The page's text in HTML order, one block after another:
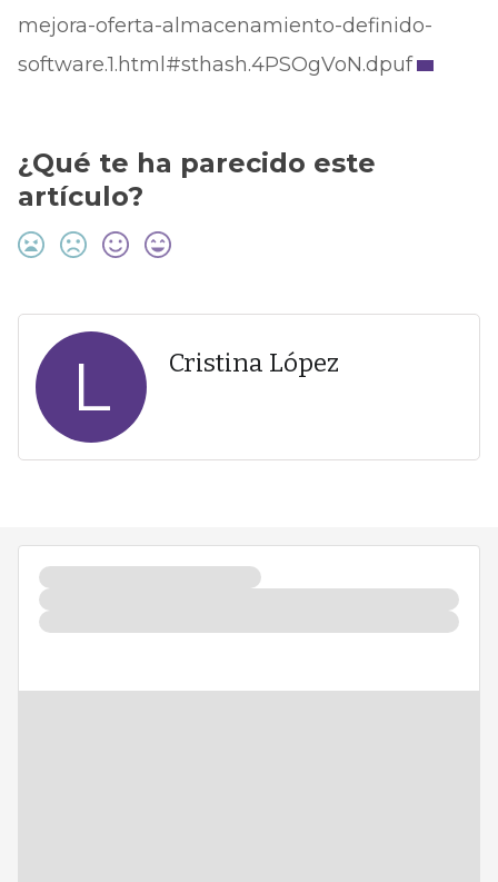
mejora-oferta-almacenamiento-definido-
software.1.html#sthash.4PSOgVoN.dpuf
¿Qué te ha parecido este
artículo?
L Cristina López